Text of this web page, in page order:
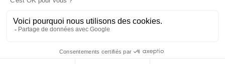
CGV FAQ Mentions Légales